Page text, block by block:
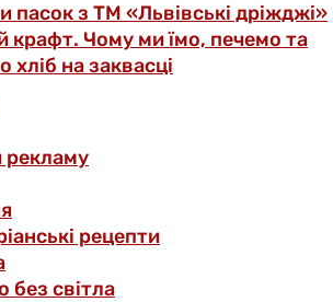
пасок з ТМ «Львівські дріжджі»
крафт. Чому ми їмо, печемо та
хліб на заквасці
рекламу
рецепти
без світла